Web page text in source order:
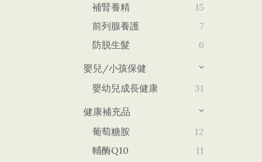
補腎養精
15
前列腺養護
7
防脱生髮
6
嬰兒/小孩保健
嬰幼兒成長健康
31
健康補充品
葡萄糖胺
12
輔酶Q10
11